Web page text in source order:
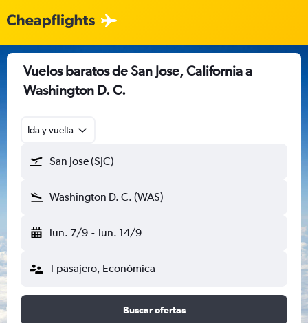
Vuelos baratos de San Jose, California a
Washington D. C.
Ida y vuelta
San Jose (SJC)
Washington D. C. (WAS)
lun. 7/9 - lun. 14/9
1 pasajero, Económica
Buscar ofertas